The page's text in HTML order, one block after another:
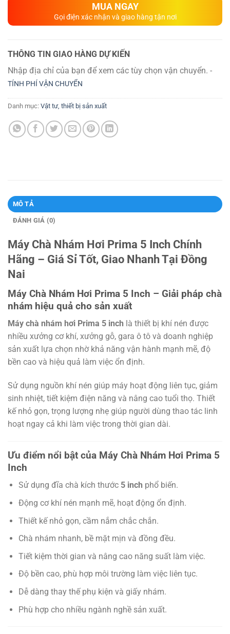
MUA NGAY
Gọi điện xác nhận và giao hàng tận nơi
THÔNG TIN GIAO HÀNG DỰ KIẾN
Nhập địa chỉ của bạn để xem các tùy chọn vận chuyển. -
TÍNH PHÍ VẬN CHUYỂN
Danh mục: Vật tư, thiết bị sản xuất
MÔ TẢ
ĐÁNH GIÁ (0)
Máy Chà Nhám Hơi Prima 5 Inch Chính
Hãng – Giá Sỉ Tốt, Giao Nhanh Tại Đồng
Nai
Máy Chà Nhám Hơi Prima 5 Inch – Giải pháp chà
nhám hiệu quả cho sản xuất
Máy chà nhám hơi Prima 5 inch là thiết bị khí nén được
nhiều xưởng cơ khí, xưởng gỗ, gara ô tô và doanh nghiệp
sản xuất lựa chọn nhờ khả năng vận hành mạnh mẽ, độ
bền cao và hiệu quả làm việc ổn định.
Sử dụng nguồn khí nén giúp máy hoạt động liên tục, giảm
sinh nhiệt, tiết kiệm điện năng và nâng cao tuổi thọ. Thiết
kế nhỏ gọn, trọng lượng nhẹ giúp người dùng thao tác linh
hoạt ngay cả khi làm việc trong thời gian dài.
Ưu điểm nổi bật của Máy Chà Nhám Hơi Prima 5
Inch
Sử dụng đĩa chà kích thước 5 inch phổ biến.
Động cơ khí nén mạnh mẽ, hoạt động ổn định.
Thiết kế nhỏ gọn, cầm nắm chắc chắn.
Chà nhám nhanh, bề mặt mịn và đồng đều.
Tiết kiệm thời gian và nâng cao năng suất làm việc.
Độ bền cao, phù hợp môi trường làm việc liên tục.
Dễ dàng thay thế phụ kiện và giấy nhám.
Phù hợp cho nhiều ngành nghề sản xuất.